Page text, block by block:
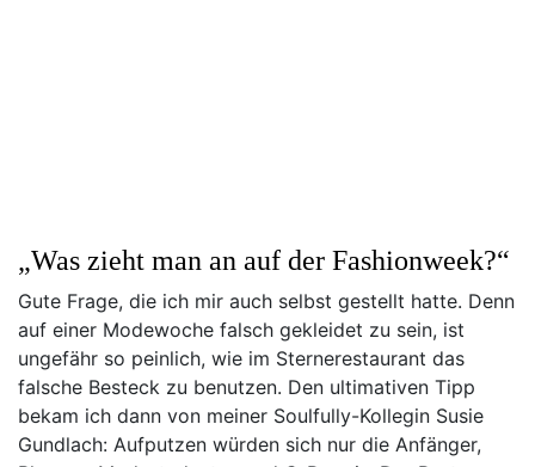
„Was zieht man an auf der Fashionweek?“
Gute Frage, die ich mir auch selbst gestellt hatte. Denn
auf einer Modewoche falsch gekleidet zu sein, ist
ungefähr so peinlich, wie im Sternerestaurant das
falsche Besteck zu benutzen. Den ultimativen Tipp
bekam ich dann von meiner Soulfully-Kollegin Susie
Gundlach: Aufputzen würden sich nur die Anfänger,